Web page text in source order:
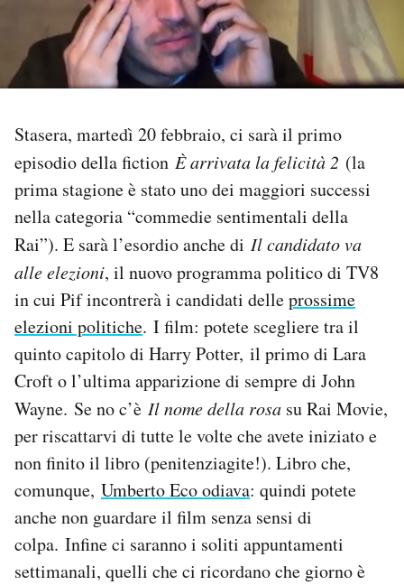
NEWSLETTER
SHOP
CALENDARIO
AREA PERSONALE
Area Personale
Newsletter
Notifiche mobile
Hai bisogno di aiuto?
Esci
Stasera, martedì 20 febbraio, ci sarà il primo
episodio della fiction È arrivata la felicità 2 (la
prima stagione è stato uno dei maggiori successi
nella categoria “commedie sentimentali della
Rai”). E sarà l’esordio anche di Il candidato va
alle elezioni, il nuovo programma politico di TV8
in cui Pif incontrerà i candidati delleprossime
elezioni politiche. I film: potete scegliere tra il
quinto capitolo di Harry Potter, il primo di Lara
Croft o l’ultima apparizione di sempre di John
Wayne. Se no c’è Il nome della rosa su Rai Movie,
per riscattarvi di tutte le volte che avete iniziato e
non finito il libro (penitenziagite!). Libro che,
comunque, Umberto Eco odiava: quindi potete
anche non guardare il film senza sensi di
colpa. Infine ci saranno i soliti appuntamenti
settimanali, quelli che ci ricordano che giorno è